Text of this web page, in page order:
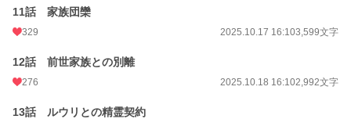
11話 家族団欒
329 2025.10.17 16:103,599文字
12話 前世家族との別離
276 2025.10.18 16:102,992文字
13話 ルウリとの精霊契約